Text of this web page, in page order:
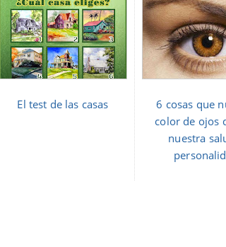
El test de las casas
6 cosas que
color de ojos
nuestra